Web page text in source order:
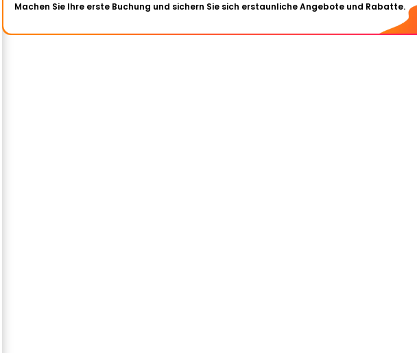
Machen Sie Ihre erste Buchung und sichern Sie sich erstaunliche Angebote und Rabatte.